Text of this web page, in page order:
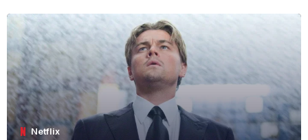
Netflix